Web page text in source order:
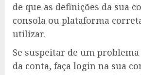
de que as definições da sua
consola ou plataforma
utilizar.
Se suspeitar de um
da conta, faça login na sua